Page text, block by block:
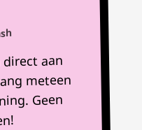
aan
meteen
Geen